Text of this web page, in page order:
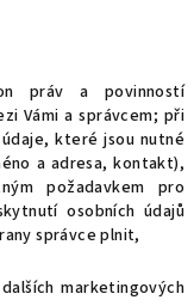
práv a povinností
Vámi a správcem; při
které jsou nutné
a adresa, kontakt),
požadavkem pro
osobních údajů
správce plnit,
marketingových